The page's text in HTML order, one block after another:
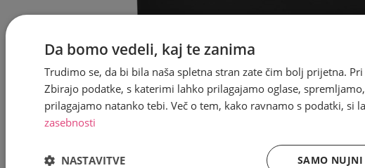
Da bomo vedeli, kaj te zanima
Trudimo se, da bi bila naša spletna stran zate čim bolj prijetna.
Zbirajo podatke, s katerimi lahko prilagajamo oglase,
prilagajamo natanko tebi. Več o tem, kako ravnamo s podatki, si
zasebnosti
SAMO NUJNI
NASTAVITVE